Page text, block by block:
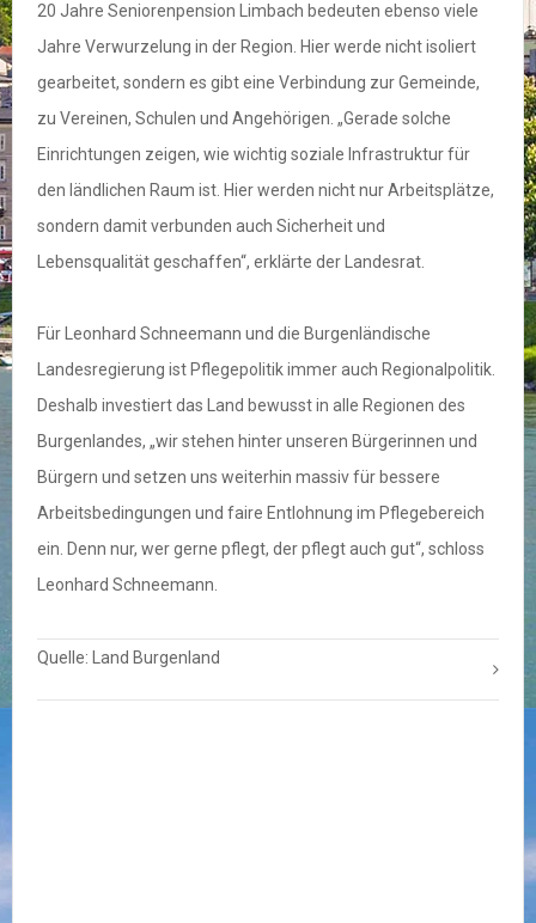
20 Jahre Seniorenpension Limbach bedeuten ebenso viele
Jahre Verwurzelung in der Region. Hier werde nicht isoliert
gearbeitet, sondern es gibt eine Verbindung zur Gemeinde,
zu Vereinen, Schulen und Angehörigen. „Gerade solche
Einrichtungen zeigen, wie wichtig soziale Infrastruktur für
den ländlichen Raum ist. Hier werden nicht nur Arbeitsplätze,
sondern damit verbunden auch Sicherheit und
Lebensqualität geschaffen“, erklärte der Landesrat.
Für Leonhard Schneemann und die Burgenländische
Landesregierung ist Pflegepolitik immer auch Regionalpolitik.
Deshalb investiert das Land bewusst in alle Regionen des
Burgenlandes, „wir stehen hinter unseren Bürgerinnen und
Bürgern und setzen uns weiterhin massiv für bessere
Arbeitsbedingungen und faire Entlohnung im Pflegebereich
ein. Denn nur, wer gerne pflegt, der pflegt auch gut“, schloss
Leonhard Schneemann.
Quelle: Land Burgenland